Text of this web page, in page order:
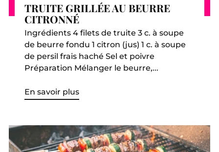
TRUITE GRILLÉE AU BEURRE
CITRONNÉ
Ingrédients 4 filets de truite 3 c. à soupe
de beurre fondu 1 citron (jus) 1 c. à soupe
de persil frais haché Sel et poivre
Préparation Mélanger le beurre,...
En savoir plus